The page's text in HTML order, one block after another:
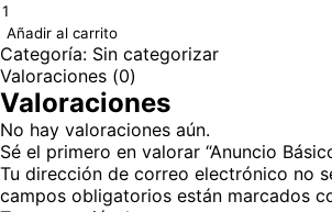
Añadir al carrito
Categoría: Sin categorizar
Valoraciones (0)
Valoraciones
No hay valoraciones aún.
Sé el primero en valorar “Anuncio
Tu dirección de correo electrónico no
campos obligatorios están marcados